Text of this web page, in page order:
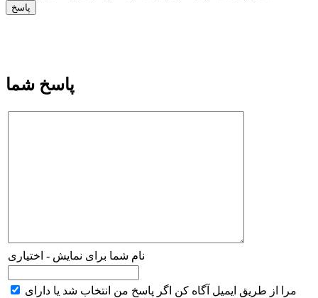
پاسخ شما
نام شما برای نمایش - اختیاری
مرا از طریق ایمیل آگاه کن اگر پاسخ من انتخاب شد یا دارای